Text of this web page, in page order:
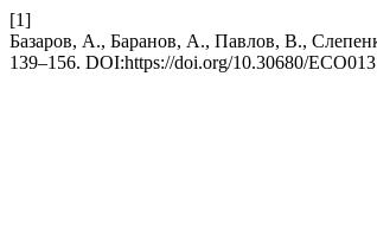
[1]
Базаров, А., Баранов, А., Павлов, В.,
139–156. DOI:https://doi.org/10.30680/